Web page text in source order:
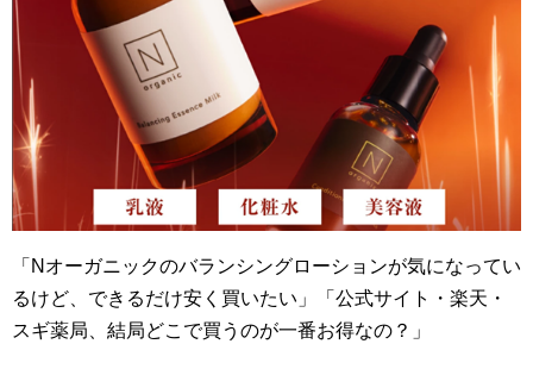
「Nオーガニックのバランシングローションが気になってい
るけど、できるだけ安く買いたい」「公式サイト・楽天・
スギ薬局、結局どこで買うのが一番お得なの？」